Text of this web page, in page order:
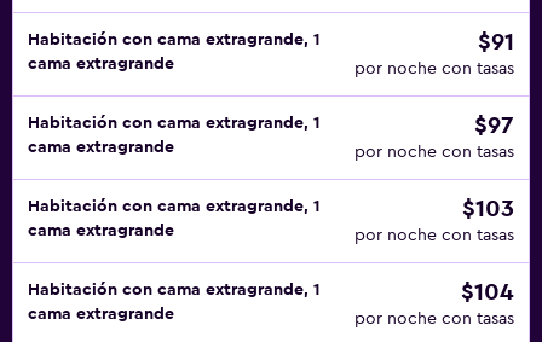
Habitación con cama extragrande, 1
cama extragrande
$91
por noche con tasas
Habitación con cama extragrande, 1
cama extragrande
$97
por noche con tasas
Habitación con cama extragrande, 1
cama extragrande
$103
por noche con tasas
Habitación con cama extragrande, 1
cama extragrande
$104
por noche con tasas